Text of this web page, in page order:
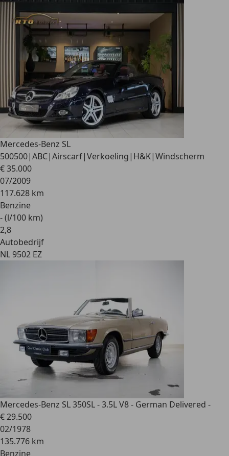
Mercedes-Benz SL
500500|ABC|Airscarf|Verkoeling|H&K|Windscherm
€ 35.000
07/2009
117.628 km
Benzine
- (l/100 km)
2,8
Autobedrijf
NL 9502 EZ
Mercedes-Benz SL 350SL - 3.5L V8 - German Delivered -
€ 29.500
02/1978
135.776 km
Benzine